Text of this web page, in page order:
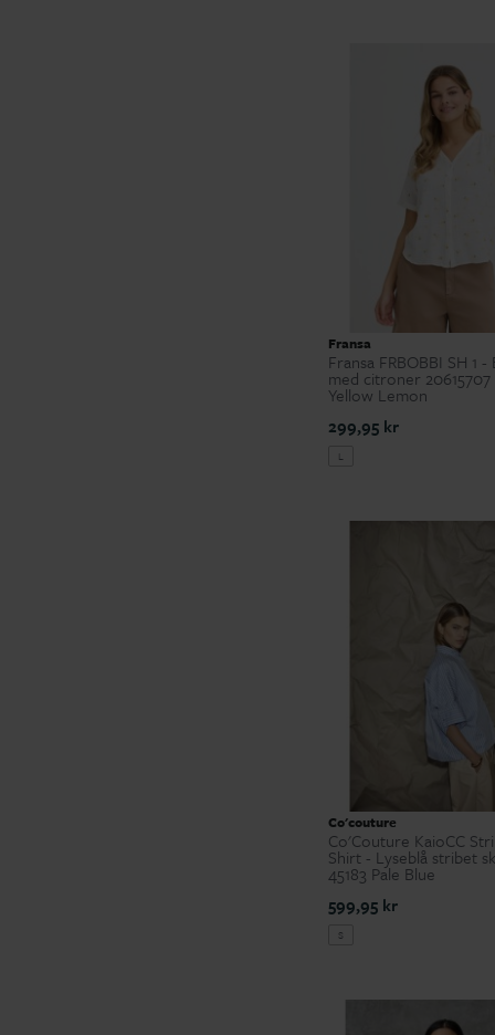
Fransa
Fransa FRBOBBI SH 1 -
med citroner 20615707
Yellow Lemon
299,95 kr
L
Co'couture
Co'Couture KaioCC
Shirt - Lyseblå stribet
45183 Pale Blue
599,95 kr
S